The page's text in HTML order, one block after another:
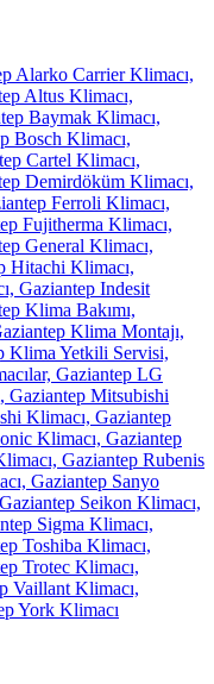
Alarko Carrier Klimacı,
Altus Klimacı,
Baymak Klimacı,
Bosch Klimacı,
Cartel Klimacı,
Demirdöküm Klimacı,
Ferroli Klimacı,
Fujitherma Klimacı,
General Klimacı,
Hitachi Klimacı,
Gaziantep Indesit
Klima Bakımı,
Klima Montajı,
Klima Yetkili Servisi,
Gaziantep LG
Gaziantep Mitsubishi
Klimacı, Gaziantep
Klimacı, Gaziantep
Gaziantep Rubenis
Gaziantep Sanyo
Seikon Klimacı,
Sigma Klimacı,
Toshiba Klimacı,
Trotec Klimacı,
Vaillant Klimacı,
York Klimacı